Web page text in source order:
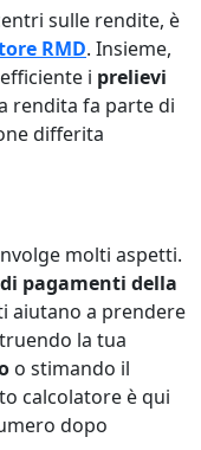
sulle rendite, è
RMD. Insieme,
i prelievi
rendita fa parte di
differita
molti aspetti.
pagamenti della
aiutano a prendere
la tua
o stimando il
calcolatore è qui
dopo